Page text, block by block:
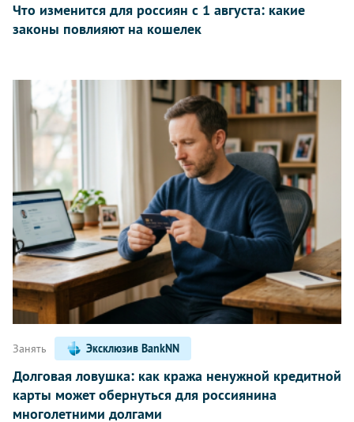
Что изменится для россиян с 1 августа: какие
законы повлияют на кошелек
Занять Эксклюзив BankNN
Долговая ловушка: как кража ненужной кредитной
карты может обернуться для россиянина
многолетними долгами